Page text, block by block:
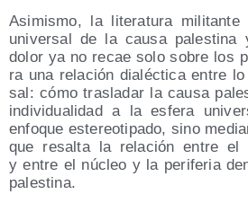
Asi­mis­mo, la lite­ra­tu­ra mili­tan­te
uni­ver­sal de la cau­sa pales­ti­na
dolor ya no recae solo sobre los
ra una rela­ción dia­léc­ti­ca entre
sal: cómo tras­la­dar la cau­sa
indi­vi­dua­li­dad a la esfe­ra
enfo­que este­reo­ti­pa­do, sino
que resal­ta la rela­ción entre el
y entre el núcleo y la peri­fe­ria
palestina.